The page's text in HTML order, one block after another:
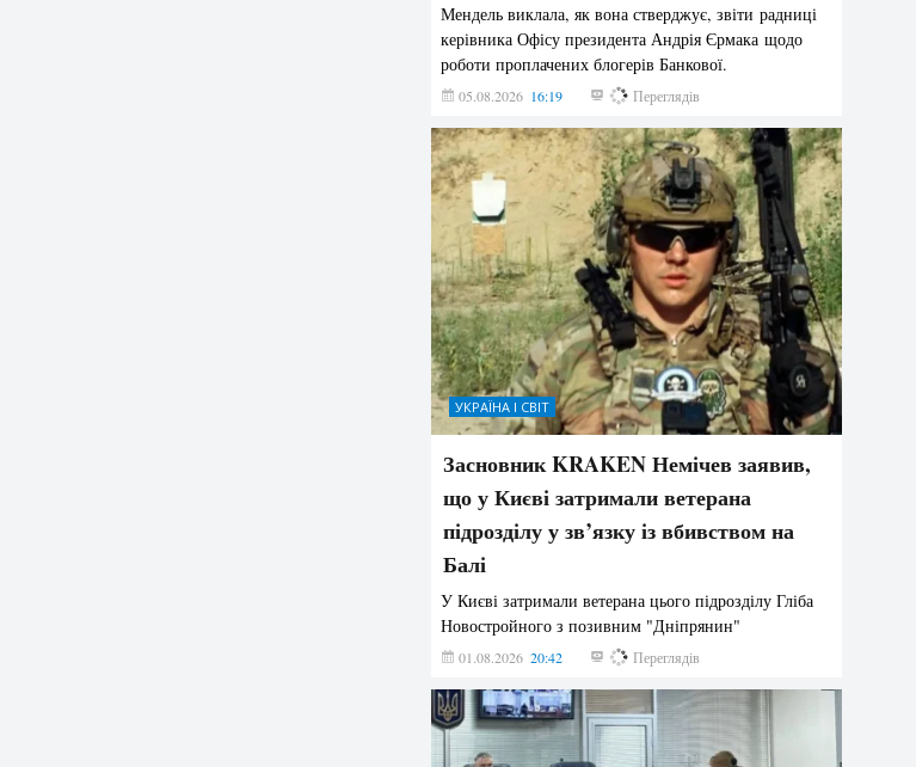
Мендель виклала, як вона стверджує, звіти радниці
керівника Офісу президента Андрія Єрмака щодо
роботи проплачених блогерів Банкової.
05.08.2026 16:19 173 Переглядів
УКРАЇНА І СВІТ
Засновник KRAKEN Немічев заявив,
що у Києві затримали ветерана
підрозділу у зв’язку із вбивством на
Балі
У Києві затримали ветерана цього підрозділу Гліба
Новостройного з позивним "Дніпрянин"
01.08.2026 20:42 170 Переглядів